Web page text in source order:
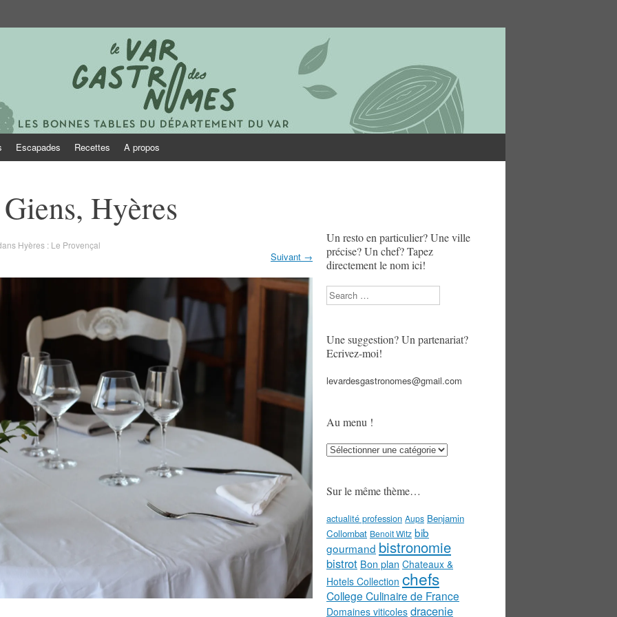
Escapades Recettes A propos
Hyères
Hyères : Le Provençal
Suivant →
Un resto en particulier? Une ville
précise? Un chef? Tapez
directement le nom ici!
Search
Une suggestion? Un partenariat?
Ecrivez-moi!
levardesgastronomes@gmail.com
Au menu !
Au
Sur le même thème…
actualité profession Aups Benjamin
Collombat Benoit Witz bib
gourmand bistronomie
bistrot Bon plan Chateaux &
Hotels Collection chefs
College Culinaire de France
Domaines viticoles dracenie